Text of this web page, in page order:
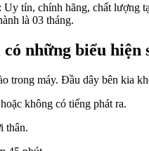
tín, chính hãng, chất lượng
là 03 tháng.
những biểu hiện
máy. Đầu dây bên kia
không có tiếng phát ra.
thân.